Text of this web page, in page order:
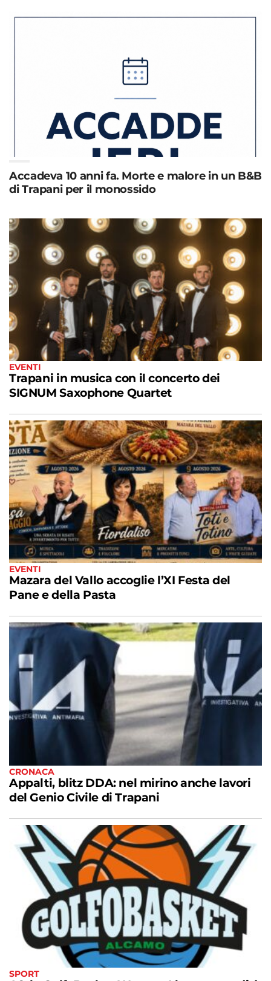
Accadeva 10 anni fa. Morte e malore in un B&B
di Trapani per il monossido
EVENTI
Trapani in musica con il concerto dei
SIGNUM Saxophone Quartet
EVENTI
Mazara del Vallo accoglie l’XI Festa del
Pane e della Pasta
CRONACA
Appalti, blitz DDA: nel mirino anche lavori
del Genio Civile di Trapani
SPORT